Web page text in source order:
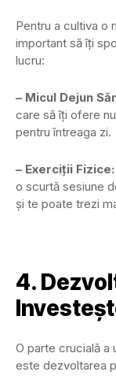
Pentru a cultiva o
important să îți
lucru:
– Micul Dejun
care să îți ofere
pentru întreaga zi.
– Exerciții Fizice:
o scurtă sesiune
și te poate trezi
4.
O parte crucială a
este dezvoltarea